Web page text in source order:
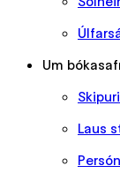
Um
Laus